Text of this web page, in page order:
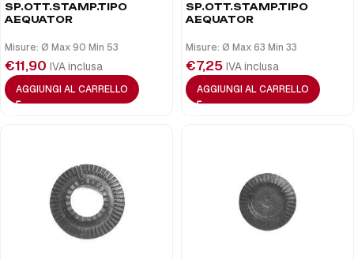
SP.OTT.STAMP.TIPO
AEQUATOR
Misure: Ø Max 90 Min 53
€11,90 IVA inclusa
AGGIUNGI AL CARRELLO
SP.OTT.STAMP.TIPO
AEQUATOR
Misure: Ø Max 63 Min 33
€7,25 IVA inclusa
AGGIUNGI AL CARRELLO